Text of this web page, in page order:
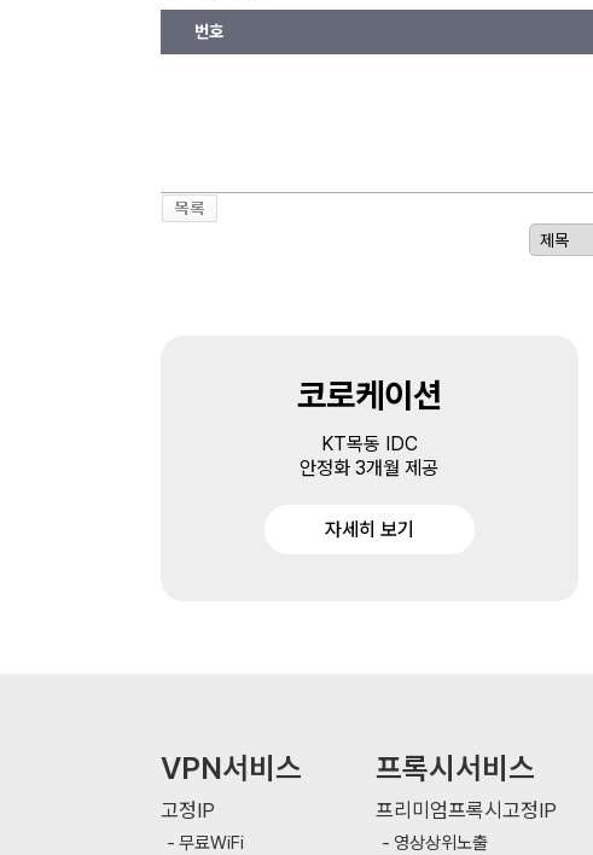
번호
코로케이션
KT목동 IDC
안정화 3개월 제공
자세히 보기
VPN서비스
고정IP
무료WiFi
프록시서비스
프리미엄프록시고정IP
영상상위노출